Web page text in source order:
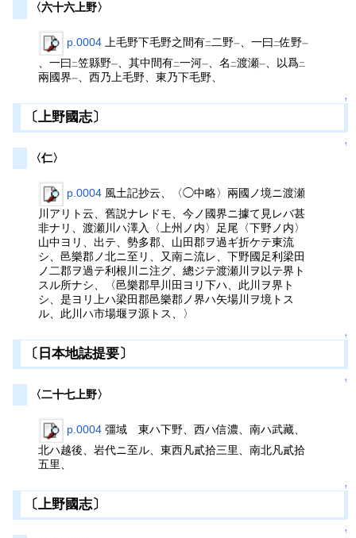
〈六十六上野〉
p.0004 上毛野下毛野之間有二 二野一 、一曰 二佐野一
、一曰二笠縣野一 、其中間有二一河一 、名 二渡瀬一 、以爲二
兩國界一 、西乃上毛野、東乃下毛野、
↑
〔上野國志〕
↑
〈仁〉
p.0004 風土記抄云、〈◯中略〉兩國ノ境ニ渡瀬
川アリト云、舊説ナレドモ、今ノ國界ニ據て見レバ甚
非ナリ、渡瀬川ハ澤入〈上州ノ内〉足尾〈下野ノ内〉
山中ヨリ、出テ、勢多郡、山田郡ヲ過ギ折ケテ東流
シ、邑樂郡ノ北ニ至リ、又南ニ流レ、下野國足利梁田
ノ二郡ヲ過テ利根川ニ注グ、總ジテ渡瀬川ヲ以テ界ト
スル所ナシ、〈邑樂郡早川田ヨリ下ハ、此川ヲ界ト
シ、是ヨリ上ハ梁田郡邑樂郡ノ界ハ矢場川ヲ境トス
ル、此川ハ市場堰ヲ源トス、〉
↑
〔日本地誌提要〕
↑
〈二十七上野〉
p.0004 彊域 東ハ下野、西ハ信濃、南ハ武藏、
北ハ越後、岩代ニ至ル、東西凡貳拾三里、南北凡貳拾
五里、
↑
〔上野國志〕
↑